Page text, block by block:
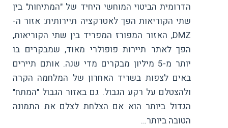
הדרומית הביטוי המוחשי היחיד של "המתיחות" בין
שתי הקוריאות הפך לאטרקציה תיירותית: אזור ה-
DMZ, האזור המפורז המפריד בין שתי הקוריאות,
הפך לאתר תיירות פופולרי מאוד, שמבקרים בו
יותר מ-5 מיליון מבקרים מדי שנה. אותם תיירים
באים לצפות בשריד האחרון של המלחמה הקרה
ולהצטלם על רקע הגבול. גם באזור הגבול "המתח"
הגדול ביותר הוא אם הצלחת לצלם את התמונה
הטובה ביותר…